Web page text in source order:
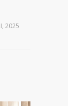
2025